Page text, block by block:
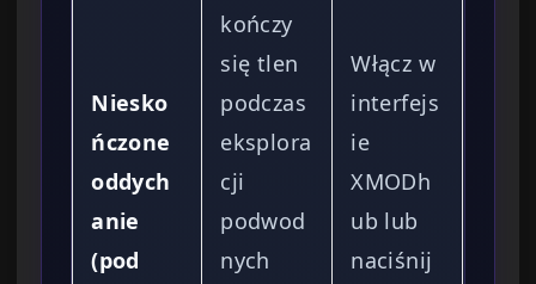
Niesko
ńczone
oddych
anie
(pod
kończy
się tlen
podczas
eksplora
cji
podwod
nych
Włącz w
interfejs
ie
XMODh
ub lub
naciśnij